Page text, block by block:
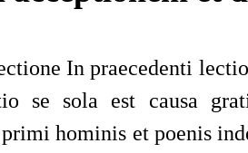
In praecedenti
se sola est causa
hominis et poenis